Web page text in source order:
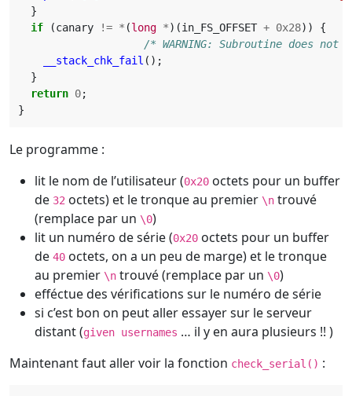
}
if
(canary != * (long *)(in_FS_OFFSET + 0x28))
{
/* WARNING: Subroutine does
__stack_chk_fail ();
}
return 0;
}
Le programme :
lit le nom de l’utilisateur (0x20 octets pour un buffer
de 32 octets) et le tronque au premier \n trouvé
(remplace par un \0)
lit un numéro de série (0x20 octets pour un buffer
de 40 octets, on a un peu de marge) et le tronque
au premier \n trouvé (remplace par un \0)
efféctue des vérifications sur le numéro de série
si c’est bon on peut aller essayer sur le serveur
distant (given usernames … il y en aura plusieurs !! )
Maintenant faut aller voir la fonction check_serial() :